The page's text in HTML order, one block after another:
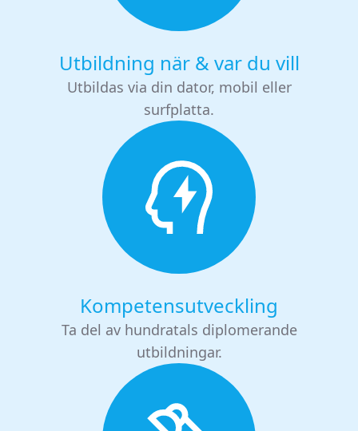
Utbildning när & var du vill
Utbildas via din dator, mobil eller
surfplatta.
Kompetensutveckling
Ta del av hundratals diplomerande
utbildningar.